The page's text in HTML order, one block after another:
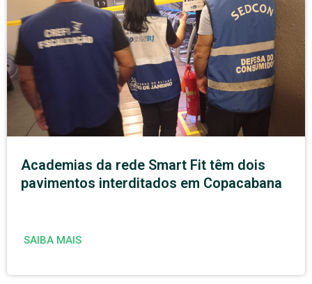
Academias da rede Smart Fit têm dois
pavimentos interditados em Copacabana
SAIBA MAIS